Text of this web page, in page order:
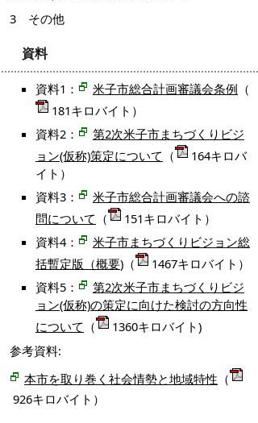
3 その他
資料
資料1： 米子市総合計画審議会条例 （
181キロバイト）
資料2：
第2次米子市まちづくりビジ
ョン(仮称)策定について （
164キロバ
イト）
資料3：
米子市総合計画審議会への諮
問について （
151キロバイト）
資料4：
米子市まちづくりビジョン総
括暫定版（概要)（
1467キロバイト）
資料5：
第2次米子市まちづくりビジ
ョン(仮称)の策定に向けた検討の方向性
について （
1360キロバイト)
参考資料:
本市を取り巻く社会情勢と地域特性 （
926キロバイト）